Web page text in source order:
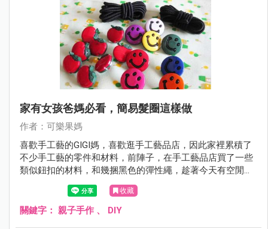
家有女孩爸媽必看，簡易髮圈這樣做
作者：可樂果媽
喜歡手工藝的GIGI媽，喜歡逛手工藝品店，因此家裡累積了
不少手工藝的零件和材料，前陣子，在手工藝品店買了一些
類似鈕扣的材料，和幾捆黑色的彈性繩，趁著今天有空閒，
動手幫GIGI製作手工髮束。
收藏
關鍵字： 親子手作 、 DIY